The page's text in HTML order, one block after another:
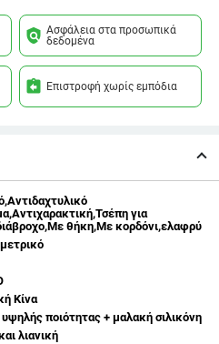
policy Ασφάλεια στα προσωπικά
δεδομένα
assignment_return Επιστροφή χωρίς εμπόδια
για
θήκη,Με κορδόνι,ελαφρύ
Κίνα
ποιότητας + μαλακή σιλικόνη
λιανική